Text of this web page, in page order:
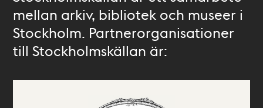
mellan arkiv, bibliotek och museer i
Stockholm. Partnerorganisationer
till Stockholmskällan är: